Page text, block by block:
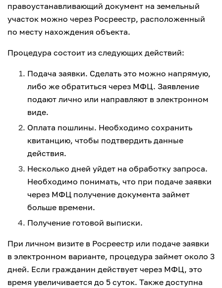
правоустанавливающий документ на земельный
участок можно через Росреестр, расположенный
по месту нахождения объекта.
Процедура состоит из следующих действий:
Подача заявки. Сделать это можно напрямую,
либо же обратиться через МФЦ. Заявление
подают лично или направляют в электронном
виде.
Оплата пошлины. Необходимо сохранить
квитанцию, чтобы подтвердить данные
действия.
Несколько дней уйдет на обработку запроса.
Необходимо понимать, что при подаче заявки
через МФЦ получение документа займет
больше времени.
Получение готовой выписки.
При личном визите в Росреестр или подаче заявки
в электронном варианте, процедура займет около 3
дней. Если гражданин действует через МФЦ, это
время увеличивается до 5 суток. Также доступна